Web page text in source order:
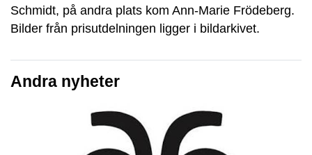
Schmidt, på andra plats kom Ann-Marie Frödeberg.
Bilder från prisutdelningen ligger i bildarkivet.
Andra nyheter